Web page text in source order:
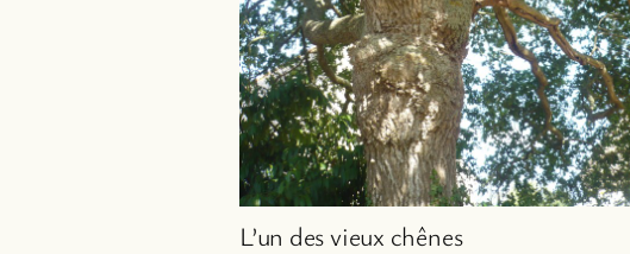
L’un des vieux chênes